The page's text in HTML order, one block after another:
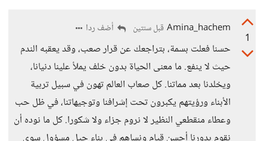
1
Amina_hachem قبل سنتين أضف ردا
حسنا فعلت بسمة، بتراجعك عن قرار صعب، وقد يعقبه الندم
حيث لا ينفع. ما معنى الحياة بدون خلف يملأ علينا دنيانا،
ويخلدنا بعد مماتنا. كل صعاب العالم تهون في سبيل تربية
الأبناء ورؤيتهم يكبرون تحت إشرافنا وتوجيهاتنا، في ظل حب
وعطاء منقطعي النظير لا نروم جزاء ولا شكورا. كل ما نوده أن